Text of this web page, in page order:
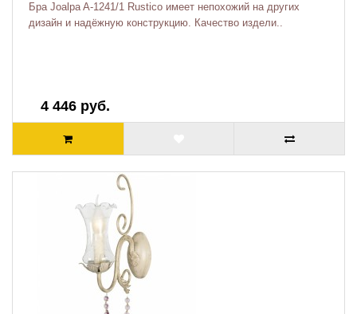
Бра Joalpa A-1241/1 Rustico имеет непохожий на других
дизайн и надёжную конструкцию. Качество издели..
4 446 руб.